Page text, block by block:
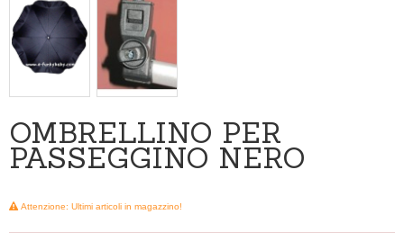
OMBRELLINO PER
PASSEGGINO NERO
Attenzione: Ultimi articoli in magazzino!